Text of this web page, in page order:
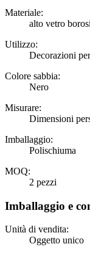
Materiale:
alto vetro
Utilizzo:
Decorazioni
Colore sabbia:
Nero
Misurare:
Dimensioni
Imballaggio:
Polischiuma
MOQ:
2 pezzi
Imballaggio e
Unità di vendita:
Oggetto unico